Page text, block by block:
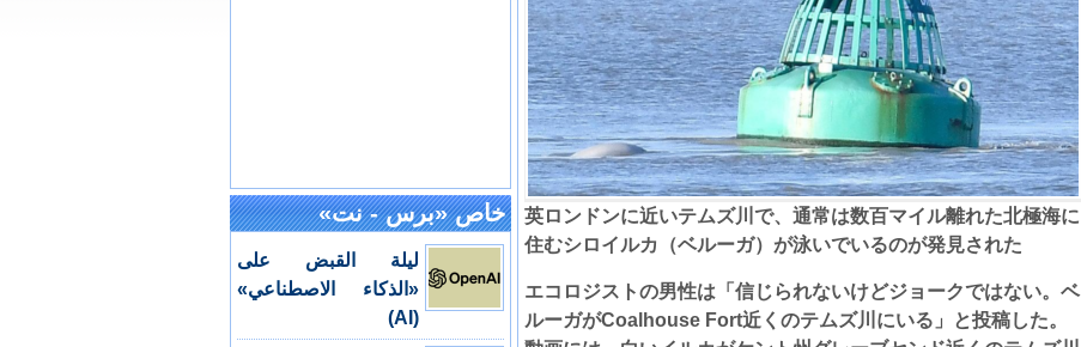
英ロンドンに近いテムズ川で、通常は数百マイル離れた北極海に
住むシロイルカ（ベルーガ）が泳いでいるのが発見された
エコロジストの男性は「信じられないけどジョークではない。ベ
ルーガがCoalhouse Fort近くのテムズ川にいる」と投稿した。
خاص «برس - نت»
ليلة القبض على
«الذكاء الاصطناعي»
(AI)